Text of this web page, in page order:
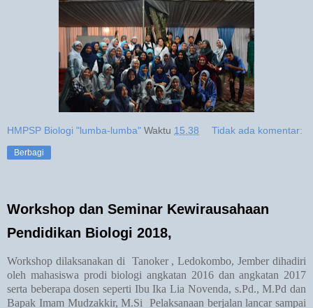
HMPSP Biologi "lumba-lumba" Waktu 15.38 Tidak ada komentar:
Berbagi
Workshop dan Seminar Kewirausahaan
Pendidikan Biologi 2018,
Workshop dilaksanakan di
Tanoker , Ledokombo, Jember dihadiri
oleh mahasiswa prodi biologi angkatan 2016 dan angkatan 2017
serta beberapa dosen seperti Ibu Ika Lia Novenda, s.Pd., M.Pd dan
Bapak Imam Mudzakkir, M.Si Pelaksanaan berjalan lancar sampai